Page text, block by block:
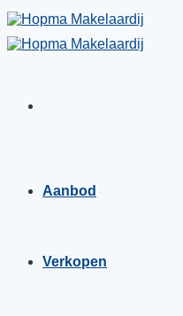
Skip
to
content
Aanbod
Verkopen